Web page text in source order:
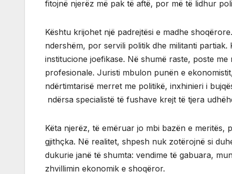
fitojnë njerëz më pak të aftë, por më të lidhur
Kështu krijohet një padrejtësi e madhe
ndershëm, por servili politik dhe militanti
institucione joefikase. Në shumë raste, poste
profesionale. Juristi mbulon punën e
ndërtimtarisë merret me politikë, inxhinieri i
ndërsa specialistë të fushave krejt të tjera
Këta njerëz, të emëruar jo mbi bazën e
gjithçka. Në realitet, shpesh nuk zotërojnë si
dukurie janë të shumta: vendime të gabuara,
zhvillimin ekonomik e shoqëror.